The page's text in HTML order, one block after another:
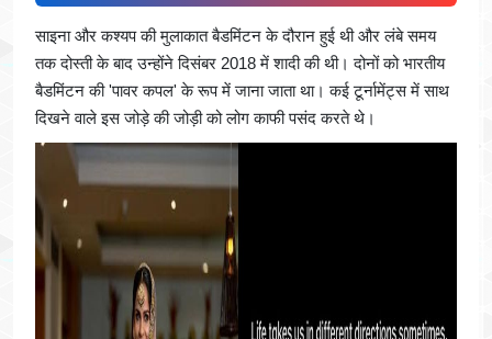
साइना और कश्यप की मुलाकात बैडमिंटन के दौरान हुई थी और लंबे समय
तक दोस्ती के बाद उन्होंने दिसंबर 2018 में शादी की थी। दोनों को भारतीय
बैडमिंटन की 'पावर कपल' के रूप में जाना जाता था। कई टूर्नामेंट्स में साथ
दिखने वाले इस जोड़े की जोड़ी को लोग काफी पसंद करते थे।